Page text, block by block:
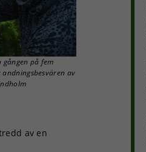
på fem
av
av en